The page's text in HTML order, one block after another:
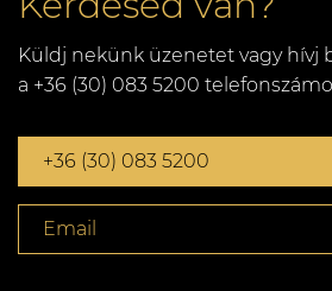
Küldj nekünk üzenetet vagy hívj
a +36 (30) 083 5200
+36 (30) 083 5200
Email